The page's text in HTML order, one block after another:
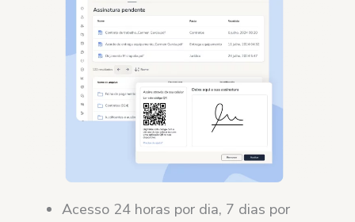
Acesso 24 horas por dia, 7 dias por